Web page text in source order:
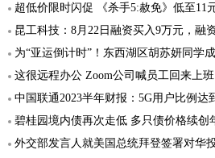
超低价限时闪促 《杀手5:赦免》低至11
昆工科技：8月22日融资买入9万元，融
为“亚运倒计时”！东西湖区胡苏妍同学
这很远程办公 Zoom公司喊员工回来上班
中国联通2023半年财报：5G用户比例达
碧桂园境内债再次走低 多只债价格续创
外交部发言人就美国总统拜登签署对华